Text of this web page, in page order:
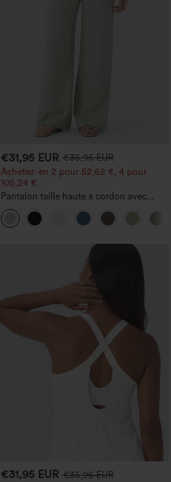
€31,95 EUR €35,95 EUR
Achetez-en 2 pour 52,62 €, 4 pour
105,24 €
Pantalon taille haute à cordon avec
poches, jambe large et coupe ample,
style décontracté, effet lin
€31,95 EUR €35,95 EUR